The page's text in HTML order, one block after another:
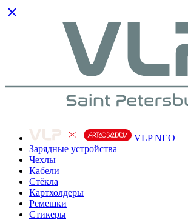
VLP NEO
Зарядные устройства
Чехлы
Кабели
Cтёкла
Картхолдеры
Ремешки
Стикеры